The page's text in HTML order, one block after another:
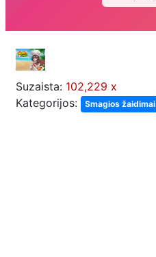
Suzaista: 102,229 x
Kategorijos:
Smagios žaidimai